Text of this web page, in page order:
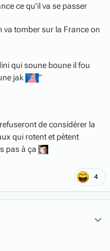
ce qu'il va se passer
va tomber sur la France on
qui soune boune il fou
jak
"
de considérer la
qui rotent et pètent
pas à ça
4